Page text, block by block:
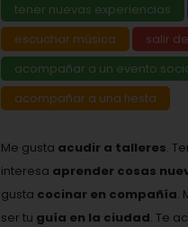
tener nuevas experiencias
escuchar música
salir
acompañar a un evento
acompañar a una fiesta
Me gusta acudir a talleres.
interesa aprender cosas
gusta cocinar en compañía.
ser tu guía en la ciudad. Te